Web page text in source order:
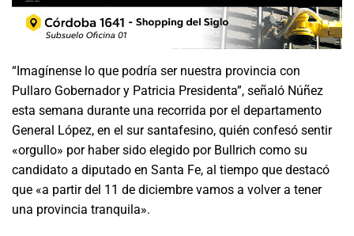
“Imagínense lo que podría ser nuestra provincia con
Pullaro Gobernador y Patricia Presidenta”, señaló Núñez
esta semana durante una recorrida por el departamento
General López, en el sur santafesino, quién confesó sentir
«orgullo» por haber sido elegido por Bullrich como su
candidato a diputado en Santa Fe, al tiempo que destacó
que «a partir del 11 de diciembre vamos a volver a tener
una provincia tranquila».